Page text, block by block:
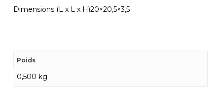
Dimensions (L x L x H)20×20,5×3,5
Poids
0,500 kg